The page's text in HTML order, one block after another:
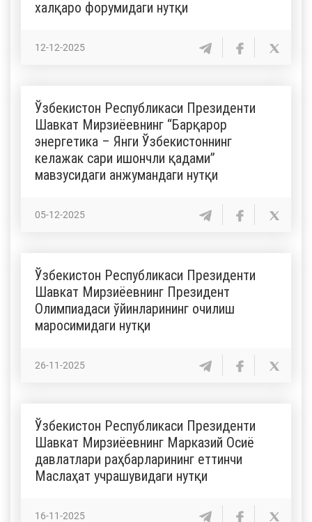
халқаро форумидаги нутқи
12-12-2025
Ўзбекистон Республикаси Президенти
Шавкат Мирзиёевнинг “Барқарор
энергетика – Янги Ўзбекистоннинг
келажак сари ишончли қадами”
мавзусидаги анжумандаги нутқи
05-12-2025
Ўзбекистон Республикаси Президенти
Шавкат Мирзиёевнинг Президент
Олимпиадаси ўйинларининг очилиш
маросимидаги нутқи
26-11-2025
Ўзбекистон Республикаси Президенти
Шавкат Мирзиёевнинг Марказий Осиё
давлатлари раҳбарларининг еттинчи
Маслаҳат учрашувидаги нутқи
16-11-2025